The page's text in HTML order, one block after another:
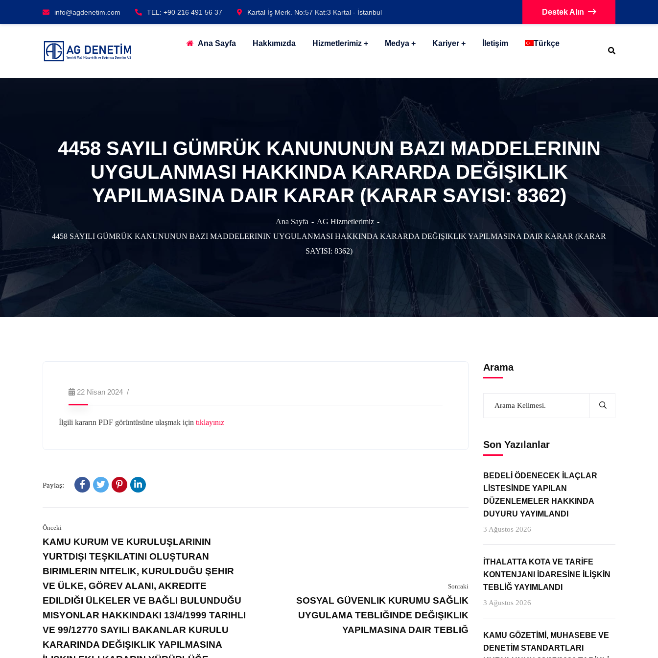
info@agdenetim.com TEL: +90 216 491 56 37 Kartal İş Merk. No:57 Kat:3 Kartal - İstanbul Destek Alın
Ana Sayfa Hakkımızda Hizmetlerimiz Medya Kariyer İletişim Türkçe
4458 SAYILI GÜMRÜK KANUNUNUN BAZI MADDELERININ
UYGULANMASI HAKKINDA KARARDA DEĞIŞIKLIK
YAPILMASINA DAIR KARAR (KARAR SAYISI: 8362)
Ana Sayfa
AG Hizmetlerimiz
4458 SAYILI GÜMRÜK KANUNUNUN BAZI MADDELERININ UYGULANMASI HAKKINDA KARARDA DEĞIŞIKLIK YAPILMASINA DAIR KARAR (KARAR
SAYISI: 8362)
22 Nisan 2024
İlgili kararın PDF görüntüsüne ulaşmak için tıklayınız
Paylaş:
Önceki
KAMU KURUM VE KURULUŞLARININ
YURTDIŞI TEŞKILATINI OLUŞTURAN
BIRIMLERIN NITELIK, KURULDUĞU ŞEHIR
VE ÜLKE, GÖREV ALANI, AKREDITE
EDILDIĞI ÜLKELER VE BAĞLI BULUNDUĞU
MISYONLAR HAKKINDAKI 13/4/1999 TARIHLI
VE 99/12770 SAYILI BAKANLAR KURULU
KARARINDA DEĞIŞIKLIK YAPILMASINA
Sonraki
SOSYAL GÜVENLIK KURUMU SAĞLIK
UYGULAMA TEBLIĞINDE DEĞIŞIKLIK
YAPILMASINA DAIR TEBLIĞ
Arama
Son Yazılanlar
BEDELİ ÖDENECEK İLAÇLAR
LİSTESİNDE YAPILAN
DÜZENLEMELER HAKKINDA
DUYURU YAYIMLANDI
3 Ağustos 2026
İTHALATTA KOTA VE TARİFE
KONTENJANI İDARESİNE İLİŞKİN
TEBLİĞ YAYIMLANDI
3 Ağustos 2026
KAMU GÖZETİMİ, MUHASEBE VE
DENETİM STANDARTLARI